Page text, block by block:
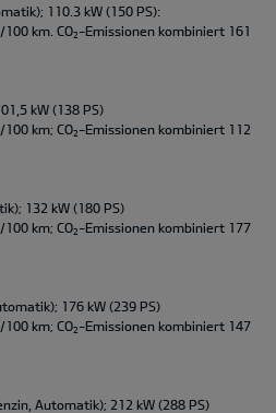
110.3 kW (150 PS):
km. CO2 -Emissionen kombiniert 161
kW (138 PS)
km; CO2 -Emissionen kombiniert 112
132 kW (180 PS)
km; CO2 -Emissionen kombiniert 177
176 kW (239 PS)
km; CO2 -Emissionen kombiniert 147
Automatik); 212 kW (288 PS)